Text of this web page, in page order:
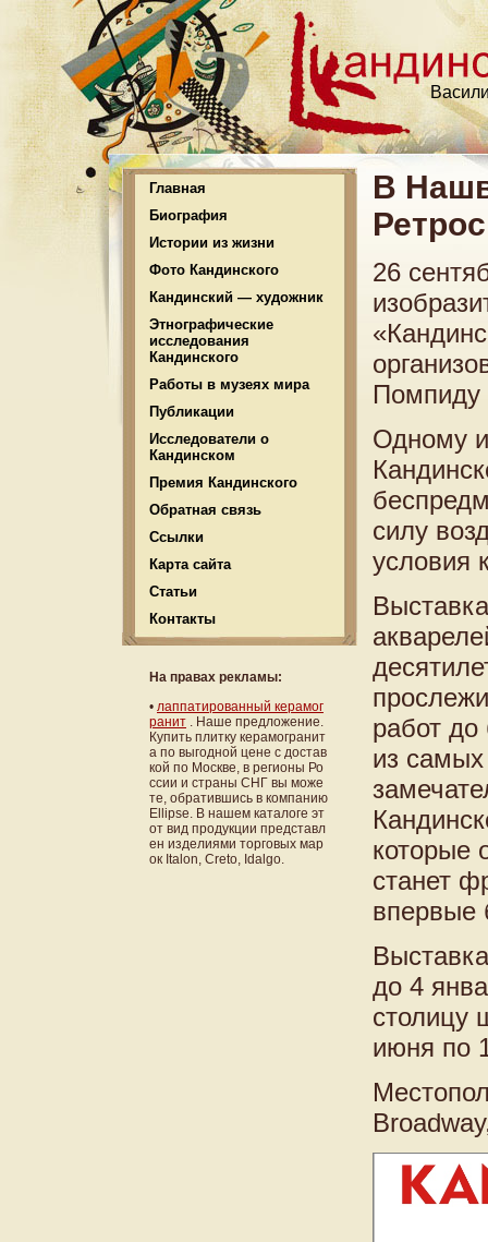
Главная
Биография
Истории из жизни
Фото Кандинского
Кандинский — художник
Этнографические
исследования
Кандинского
Работы в музеях мира
Публикации
Исследователи о
Кандинском
Премия Кандинского
Обратная связь
Ссылки
Карта сайта
Статьи
Контакты
На правах рекламы:
• лаппатированный керамог
ранит . Наше предложение.
Купить плитку керамогранит
а по выгодной цене с достав
кой по Москве, в регионы Ро
ссии и страны СНГ вы може
те, обратившись в компанию
Ellipse. В нашем каталоге эт
от вид продукции представл
ен изделиями торговых мар
ок Italon, Creto, Idalgo.
В
26
Помпиду
Одному
силу
условия
работ
из
которые
станет
впервые
до 4
столицу
июня по